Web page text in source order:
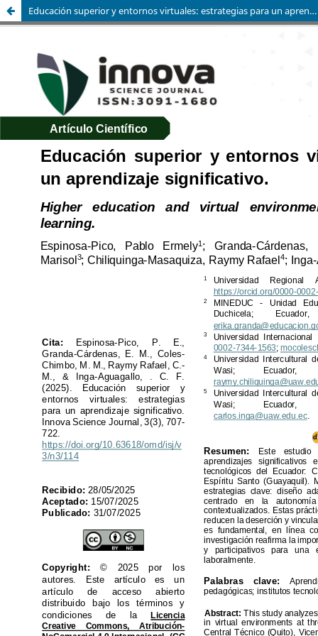
Educación superior y entornos virtuales: estrategias para un aprendizaje significativo.